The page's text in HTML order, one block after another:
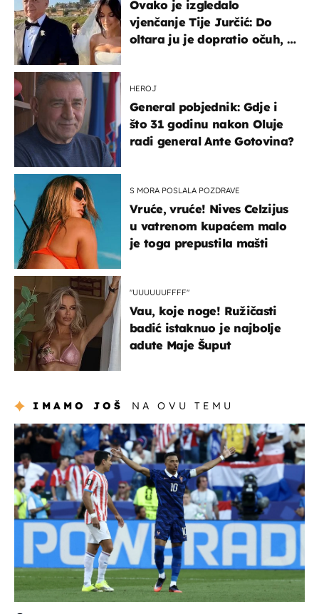
Ovako je izgledalo
vjenčanje Tije Jurčić: Do
oltara ju je dopratio očuh, a
HEROJ
General pobjednik: Gdje i
što 31 godinu nakon Oluje
radi general Ante Gotovina?
S MORA POSLALA POZDRAVE
Vruće, vruće! Nives Celzijus
u vatrenom kupaćem malo
je toga prepustila mašti
"UUUUUUFFFF"
Vau, koje noge! Ružičasti
badić istaknuo je najbolje
adute Maje Šuput
IMAMO JOŠ NA OVU TEMU
svjetsko prvenstvo 2026